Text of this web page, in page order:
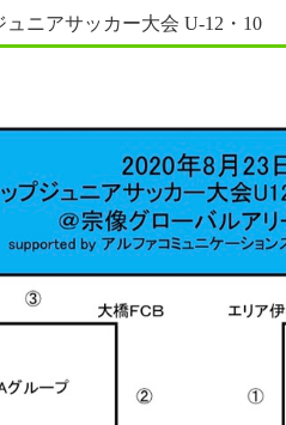
ニアサッカー大会 U-12・10